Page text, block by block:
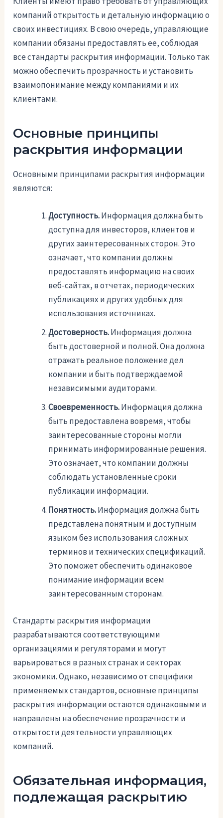
компаний открытость и детальную информацию о
своих инвестициях. В свою очередь, управляющие
компании обязаны предоставлять ее, соблюдая
все стандарты раскрытия информации. Только так
можно обеспечить прозрачность и установить
взаимопонимание между компаниями и их
клиентами.
Основные принципы
раскрытия информации
Основными принципами раскрытия информации
являются:
Доступность.Информация должна быть
доступна для инвесторов, клиентов и
других заинтересованных сторон. Это
означает, что компании должны
предоставлять информацию на своих
веб-сайтах, в отчетах, периодических
публикациях и других удобных для
использования источниках.
Достоверность.Информация должна
быть достоверной и полной. Она должна
отражать реальное положение дел
компании и быть подтверждаемой
независимыми аудиторами.
Своевременность.Информация должна
быть предоставлена вовремя, чтобы
заинтересованные стороны могли
принимать информированные решения.
Это означает, что компании должны
соблюдать установленные сроки
публикации информации.
Понятность.Информация должна быть
представлена понятным и доступным
языком без использования сложных
терминов и технических спецификаций.
Это поможет обеспечить одинаковое
понимание информации всем
заинтересованным сторонам.
Стандарты раскрытия информации
разрабатываются соответствующими
организациями и регуляторами и могут
варьироваться в разных странах и секторах
экономики. Однако, независимо от специфики
применяемых стандартов, основные принципы
раскрытия информации остаются одинаковыми и
направлены на обеспечение прозрачности и
открытости деятельности управляющих
компаний.
Обязательная информация,
подлежащая раскрытию